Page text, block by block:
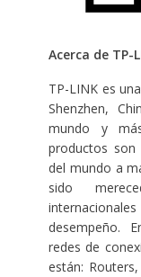
Acerca de TP-
TP-LINK es
Shenzhen,
mundo y
productos son
del mundo a
sido
desempeño.
redes de
están: